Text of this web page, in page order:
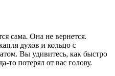
сама. Она не вернется.
духов и кольцо с
Вы удивитесь, как быстро
то потерял от вас голову.